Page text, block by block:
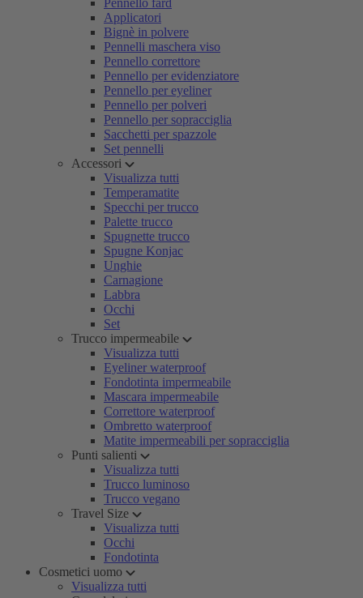
Pennello fard
Applicatori
Bignè in polvere
Pennelli maschera viso
Pennello correttore
Pennello per evidenziatore
Pennello per eyeliner
Pennello per polveri
Pennello per sopracciglia
Sacchetti per spazzole
Set pennelli
Accessori
Visualizza tutti
Temperamatite
Specchi per trucco
Palette trucco
Spugnette trucco
Spugne Konjac
Unghie
Carnagione
Labbra
Occhi
Set
Trucco impermeabile
Visualizza tutti
Eyeliner waterproof
Fondotinta impermeabile
Mascara impermeabile
Correttore waterproof
Ombretto waterproof
Matite impermeabili per sopracciglia
Punti salienti
Visualizza tutti
Trucco luminoso
Trucco vegano
Travel Size
Visualizza tutti
Occhi
Fondotinta
Cosmetici uomo
Visualizza tutti